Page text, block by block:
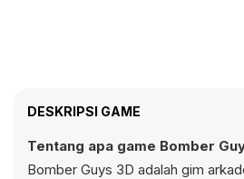
DESKRIPSI GAME
Tentang apa game Bomber
Bomber Guys 3D adalah gim